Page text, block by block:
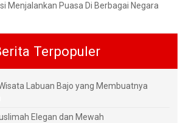
Menjalankan Puasa Di Berbagai Negara
Terpopuler
Labuan Bajo yang Membuatnya
Elegan dan Mewah